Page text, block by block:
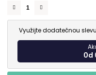
Využijte dodatečnou slevu
0d